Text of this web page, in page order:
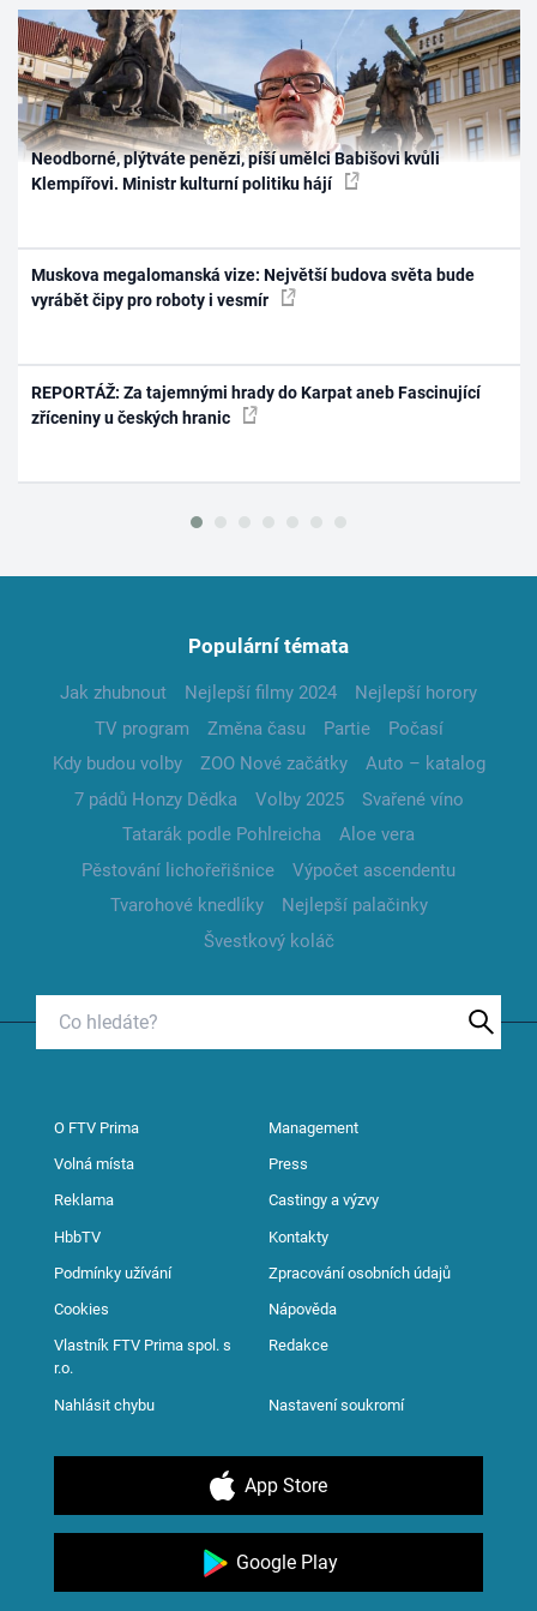
Neodborné, plýtváte penězi, píší umělci Babišovi kvůli
Klempířovi. Ministr kulturní politiku hájí
Muskova megalomanská vize: Největší budova světa bude
vyrábět čipy pro roboty i vesmír
REPORTÁŽ: Za tajemnými hrady do Karpat aneb Fascinující
zříceniny u českých hranic
Populární témata
Jak zhubnout Nejlepší filmy 2024
Nejlepší horory
TV program
Změna času Partie
Počasí
Kdy budou volby
ZOO Nové začátky
Auto – katalog
7 pádů Honzy Dědka
Volby 2025
Svařené víno
Tatarák podle Pohlreicha
Aloe vera
Pěstování lichořeřišnice
Výpočet ascendentu
Tvarohové knedlíky
Nejlepší palačinky
Švestkový koláč
O FTV Prima Management
Volná místa Press
Reklama Castingy a výzvy
HbbTV Kontakty
Podmínky užívání Zpracování osobních údajů
Cookies Nápověda
Vlastník FTV Prima spol. s
r.o.
Redakce
Nahlásit chybu Nastavení soukromí
App Store
Google Play